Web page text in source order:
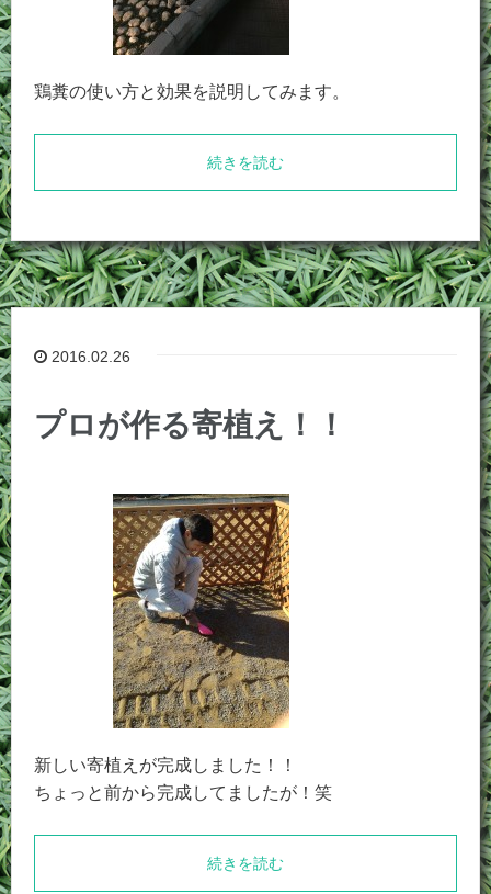
鶏糞の使い方と効果を説明してみます。
続きを読む
2016.02.26
プロが作る寄植え！！
新しい寄植えが完成しました！！
ちょっと前から完成してましたが！笑
続きを読む